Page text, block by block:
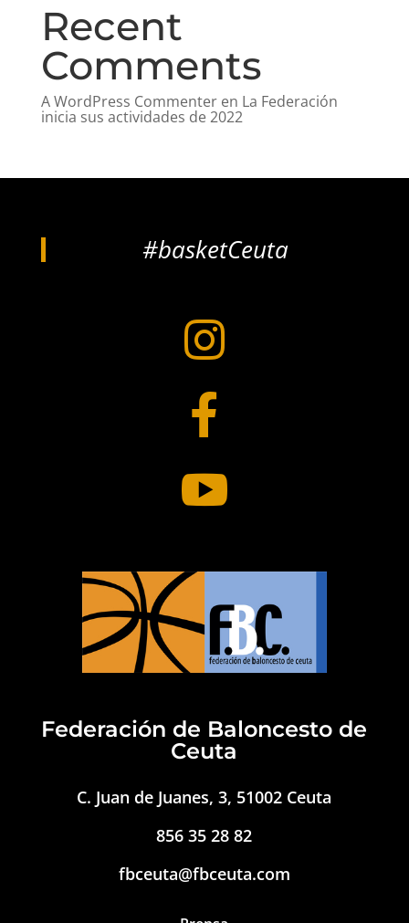
Recent
Comments
A WordPress Commenteren La Federación
inicia sus actividades de 2022
#basketCeuta



Federación de Baloncesto de
Ceuta
C. Juan de Juanes, 3, 51002 Ceuta
856 35 28 82
fbceuta@fbceuta.com